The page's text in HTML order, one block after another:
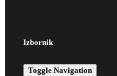
Izbornik
Toggle Navigation